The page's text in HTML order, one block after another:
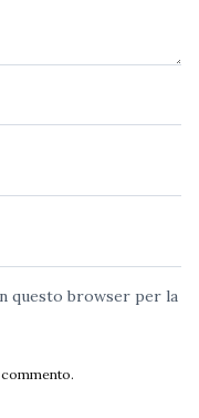
questo browser per la